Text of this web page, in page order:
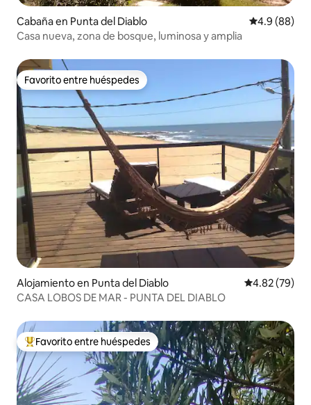
Cabaña en Punta del Diablo Calificación
4.9 (88)
Casa nueva, zona de bosque, luminosa y amplia
Favorito entre huéspedes
Favorito entre huéspedes
Alojamiento en Punta del Diablo Calificación
4.82 (79)
CASA LOBOS DE MAR - PUNTA DEL DIABLO
Favorito entre huéspedes preferido
Favorito entre huéspedes